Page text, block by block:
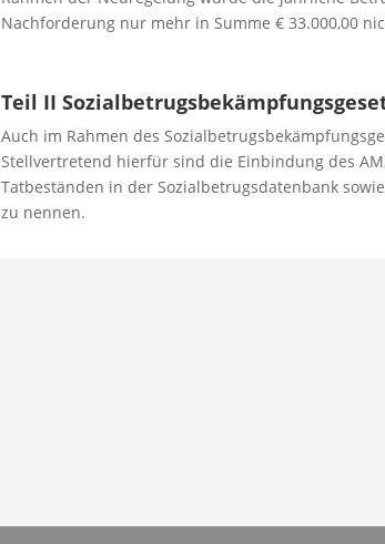
Nachforderung nur mehr in Summe € 33.000,00
Teil II
Auch im Rahmen des
Stellvertretend hierfür sind die Einbindung des
Tatbeständen in der Sozialbetrugsdatenbank
zu nennen.